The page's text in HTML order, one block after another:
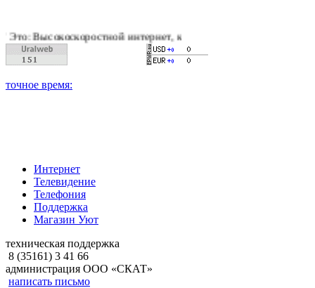
интернет, качественное цифровое и кабельное
Интернет
Телевидение
Телефония
Поддержка
Магазин Уют
техническая поддержка
8 (35161) 3 41 66
администрация ООО «СКАТ»
написать письмо